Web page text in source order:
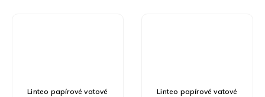
Linteo papírové vatové
Linteo papírové vatové